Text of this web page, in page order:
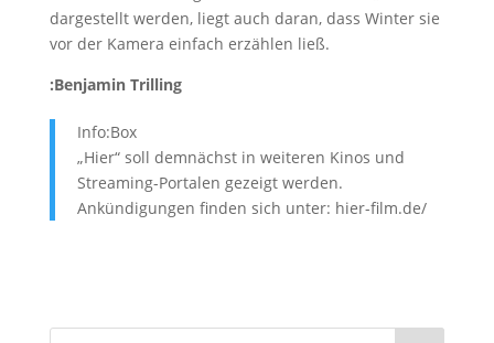
dargestellt werden, liegt auch daran, dass Winter sie
vor der Kamera einfach erzählen ließ.
:Benjamin Trilling
Info:Box
„Hier“ soll demnächst in weiteren Kinos und
Streaming-Portalen gezeigt werden.
Ankündigungen finden sich unter: hier-film.de/